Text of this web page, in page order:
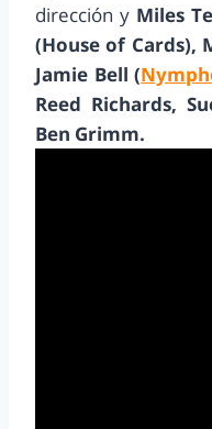
dirección y Miles
(House of Cards),
Jamie Bell (
Reed Richards,
Ben Grimm.